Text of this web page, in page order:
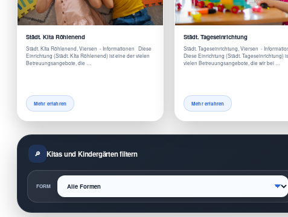
Städt. KIta Röhlenend
Städt. KIta Röhlenend, Viersen - Informationen Diese
Einrichtung (Städt. KIta Röhlenend) ist eine der vielen
Betreuungsangebote, die …
Mehr erfahren
Städt. Tageseinrichtung
Städt. Tageseinrichtung, Viersen -
Diese Einrichtung (Städt. Tageseinrichtung)
vielen Betreuungsangebote, die wir bei …
Mehr erfahren
Kitas und Kindergärten filtern
FORM